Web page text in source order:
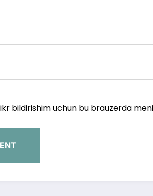
bildirishim uchun bu brauzerda